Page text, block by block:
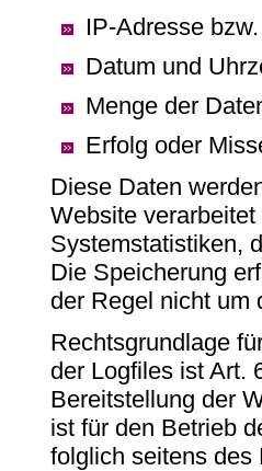
IP-Adresse
Datum und
Menge der
Erfolg oder
Diese Daten
Website
Systemstatistiken,
Die Speicherung
der Regel nicht um
Rechtsgrundlage
der Logfiles ist Art.
Bereitstellung der
ist für den Betrieb
folglich seitens des